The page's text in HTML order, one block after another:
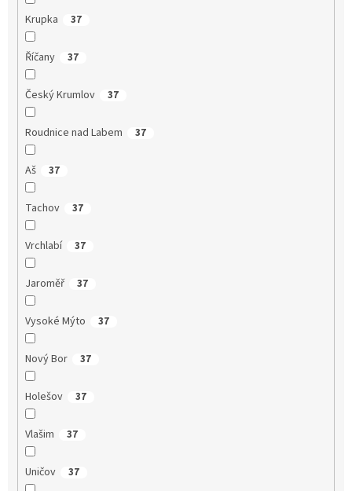
Krupka 37
Říčany 37
Český Krumlov 37
Roudnice nad Labem 37
Aš 37
Tachov 37
Vrchlabí 37
Jaroměř 37
Vysoké Mýto 37
Nový Bor 37
Holešov 37
Vlašim 37
Uničov 37